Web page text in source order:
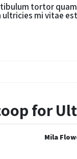
tortor
mi vitae
for
Mila